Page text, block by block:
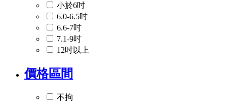
小於6吋
6.0-6.5吋
6.6-7吋
7.1-9吋
12吋以上
價格區間
不拘